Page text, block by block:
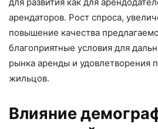
арендаторов. Рост спроса,
повышение качества
благоприятные условия для
рынка аренды и удовлетворения
жильцов.
Влияние